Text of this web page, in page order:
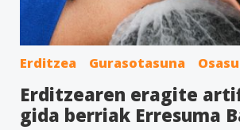
Erditzea Gurasotasuna
Erditzearen eragite
gida berriak Erresuma